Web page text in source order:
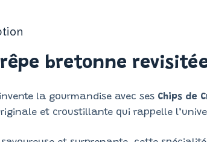
bretonne
la gourmandise avec ses Chips de
et croustillante qui rappelle